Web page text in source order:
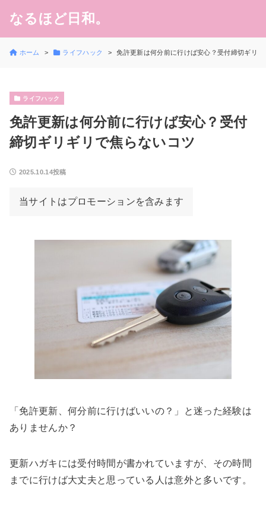
なるほど日和。
ホーム ライフハック 免許更新は何分前に行けば安心？受付締切ギリ
ライフハック
免許更新は何分前に行けば安心？受付
締切ギリギリで焦らないコツ
2025.10.14投稿
当サイトはプロモーションを含みます
「免許更新、何分前に行けばいいの？」と迷った経験は
ありませんか？
更新ハガキには受付時間が書かれていますが、その時間
までに行けば大丈夫と思っている人は意外と多いです。